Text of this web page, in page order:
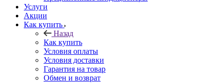
Услуги
Акции
Как купить
Назад
Как купить
Условия оплаты
Условия доставки
Гарантия на товар
Обмен и возврат